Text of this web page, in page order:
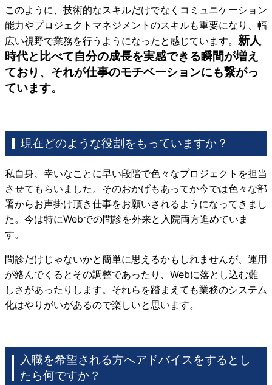
このように、技術的なスキルだけでなく コミュニケーション
能力やプロジェクトマネジメントのスキルも重要になり、幅
広い視野で業務を行うようになったと感じています。 新人
時代と比べて自分の成長を実感できる瞬間が増え
ており、それが仕事のモチベーションにも繋がっ
ています。
現在どのような役割をもっていますか？
私自身、幸いなことに早い段階で色々なプロジェクトを担当
させてもらいました。そのおかげもあってか今では色々な部
署からお声掛け頂き仕事をお願いされるようになってきまし
た。今は特にWebでの問診を外来と入院両方進めていま
す。
問診だけじゃないかと簡単に思えるかもしれませんが、運用
が絡んでくるとその調整であったり、 Webに落とし込む難
しさがあったりします。それらを踏まえても業務のシステム
化はやりがいがあるので楽しいと思います。
入職を希望される方へアドバイスをするとし
たら何ですか？